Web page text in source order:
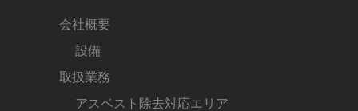
会社概要
設備
取扱業務
アスベスト除去対応エリア